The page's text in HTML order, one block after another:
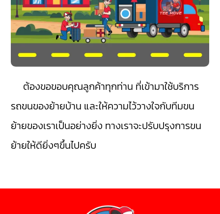
ต้องขอขอบคุณลูกค้าทุกท่าน ที่เข้ามาใช้บริการ
รถขนของย้ายบ้าน และให้ความไว้วางใจกับทีมขน
ย้ายของเราเป็นอย่างยิ่ง ทางเราจะปรับปรุงการขน
ย้ายให้ดียิ่งๆขึ้นไปครับ